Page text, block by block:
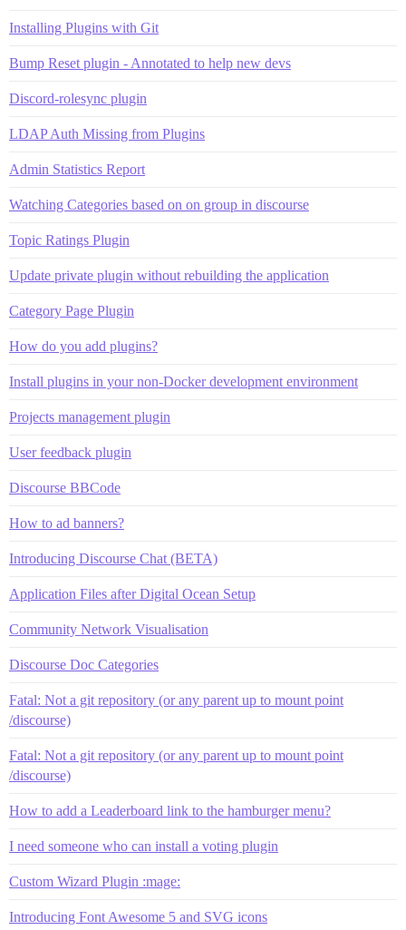
Installing Plugins with Git
Bump Reset plugin - Annotated to help new devs
Discord-rolesync plugin
LDAP Auth Missing from Plugins
Admin Statistics Report
Watching Categories based on on group in discourse
Topic Ratings Plugin
Update private plugin without rebuilding the application
Category Page Plugin
How do you add plugins?
Install plugins in your non-Docker development environment
Projects management plugin
User feedback plugin
Discourse BBCode
How to ad banners?
Introducing Discourse Chat (BETA)
Application Files after Digital Ocean Setup
Community Network Visualisation
Discourse Doc Categories
Fatal: Not a git repository (or any parent up to mount point
/discourse)
Fatal: Not a git repository (or any parent up to mount point
/discourse)
How to add a Leaderboard link to the hamburger menu?
I need someone who can install a voting plugin
Custom Wizard Plugin :mage:
Introducing Font Awesome 5 and SVG icons